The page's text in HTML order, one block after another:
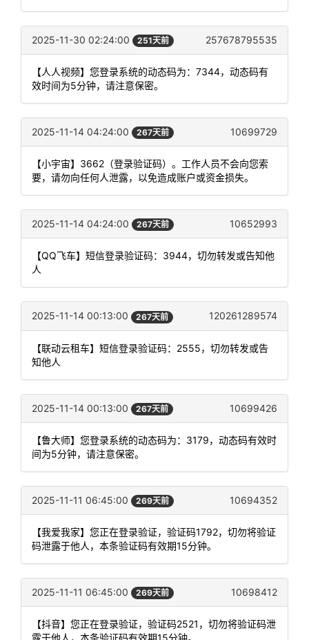
2025-11-30 02:24:00 251天前 257678795535
【人人视频】您登录系统的动态码为：7344，动态码有
效时间为5分钟，请注意保密。
2025-11-14 04:24:00 267天前 10699729
【小宇宙】3662（登录验证码）。工作人员不会向您索
要，请勿向任何人泄露，以免造成账户或资金损失。
2025-11-14 04:24:00 267天前 10652993
【QQ飞车】短信登录验证码：3944，切勿转发或告知他
人
2025-11-14 00:13:00 267天前 120261289574
【联动云租车】短信登录验证码：2555，切勿转发或告
知他人
2025-11-14 00:13:00 267天前 10699426
【鲁大师】您登录系统的动态码为：3179，动态码有效时
间为5分钟，请注意保密。
2025-11-11 06:45:00 269天前 10694352
【我爱我家】您正在登录验证，验证码1792，切勿将验证
码泄露于他人，本条验证码有效期15分钟。
2025-11-11 06:45:00 269天前 10698412
【抖音】您正在登录验证，验证码2521，切勿将验证码泄